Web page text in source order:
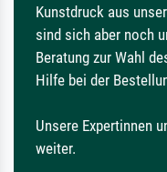
Kunstdruck aus
sind sich aber noch
Beratung zur Wahl
Hilfe bei der
Unsere Expertinnen
weiter.